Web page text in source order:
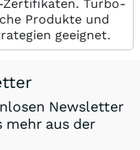
Zertifikaten. Turbo-
Produkte und
geeignet.
Newsletter
mehr aus der